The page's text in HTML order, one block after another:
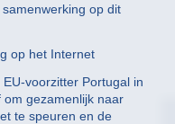
op dit
op het Internet
voorzitter Portugal in
gezamenlijk naar
te speuren en de